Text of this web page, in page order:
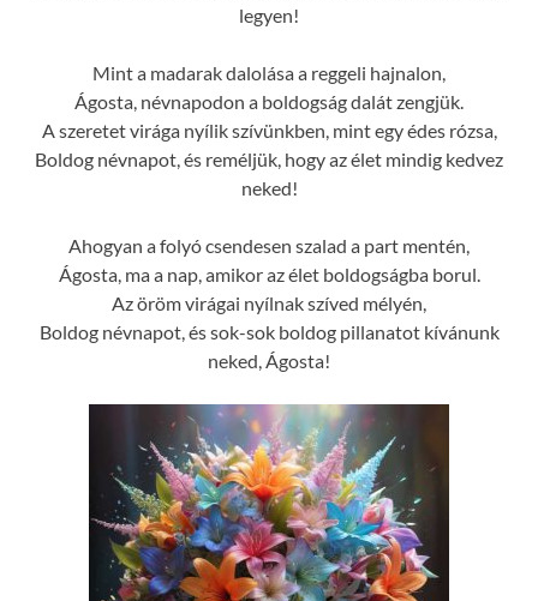
legyen!
Mint a madarak dalolása a reggeli hajnalon,
Ágosta, névnapodon a boldogság dalát zengjük.
A szeretet virága nyílik szívünkben, mint egy édes rózsa,
Boldog névnapot, és reméljük, hogy az élet mindig kedvez
neked!
Ahogyan a folyó csendesen szalad a part mentén,
Ágosta, ma a nap, amikor az élet boldogságba borul.
Az öröm virágai nyílnak szíved mélyén,
Boldog névnapot, és sok-sok boldog pillanatot kívánunk
neked, Ágosta!